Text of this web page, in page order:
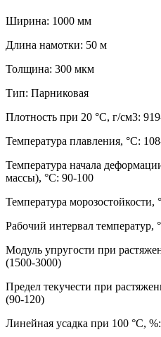
Ширина: 1000 мм
Длина намотки: 50 м
Толщина: 300 мкм
Тип: Парниковая
Плотность при 20 °С, г/см3:
Температура плавления, °С:
Температура начала
массы), °С: 90-100
Температура морозостойкости,
Рабочий интервал температур,
Модуль упругости при
(1500-3000)
Предел текучести при
(90-120)
Линейная усадка при 100 °С,